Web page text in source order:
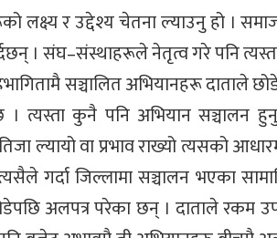
लक्ष्य र उद्देश्य चेतना ल्याउनु हो ।
। संघ–संस्थाहरूले नेतृत्व गरे पनि
सञ्चालित अभियानहरू दाताले
कुनै पनि अभियान सञ्चालन
ल्यायो वा प्रभाव राख्यो त्यसको
गर्दा जिल्लामा सञ्चालन भएका
अलपत्र परेका छन् । दाताले रकम